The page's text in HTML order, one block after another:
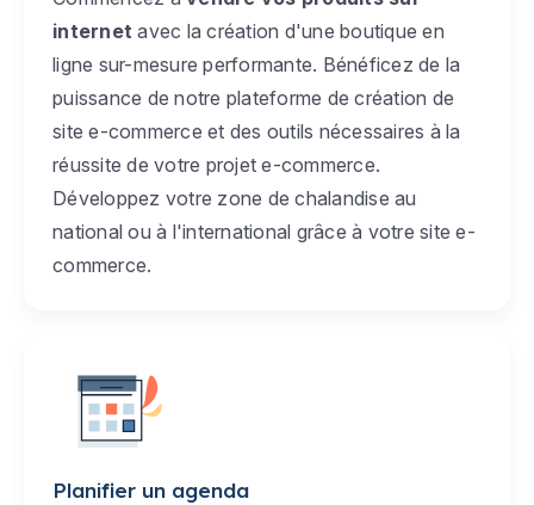
internet avec la création d'une boutique en
ligne sur-mesure performante. Bénéficez de la
puissance de notre plateforme de création de
site e-commerce et des outils nécessaires à la
réussite de votre projet e-commerce.
Développez votre zone de chalandise au
national ou à l'international grâce à votre site e-
commerce.
Planifier un agenda